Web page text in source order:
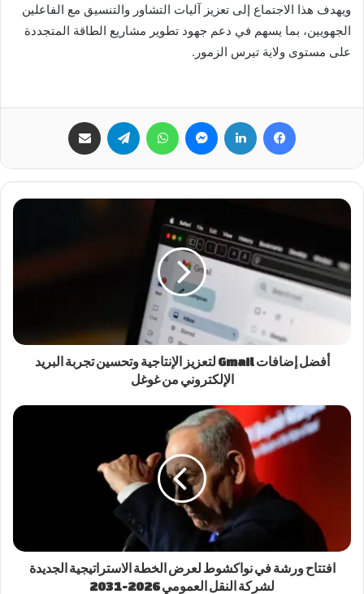
ويهدف هذا الاجتماع إلى تعزيز آليات التشاور والتنسيق مع الفاعلين
الجهويين، بما يسهم في دعم جهود تطوير مشاريع الطاقة المتجددة
على مستوى ولاية تيرس الزمور.
فيسبوك لينكدإن ماسنجر واتساب تيلقرام
أفضل إضافات Gmail لتعزيز الإنتاجية وتحسين تجربة البريد
الإلكتروني من غوغل
افتتاح ورشة في نواكشوط لعرض الخطة الاستراتيجية الجديدة
لشركة النقل العمومي 2026-2031